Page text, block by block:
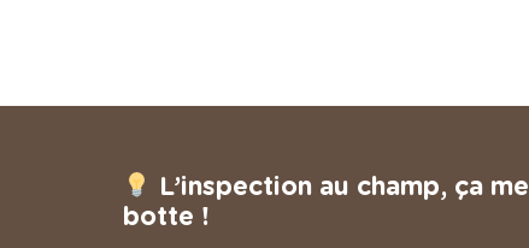
L’inspection au champ, ça me
botte !